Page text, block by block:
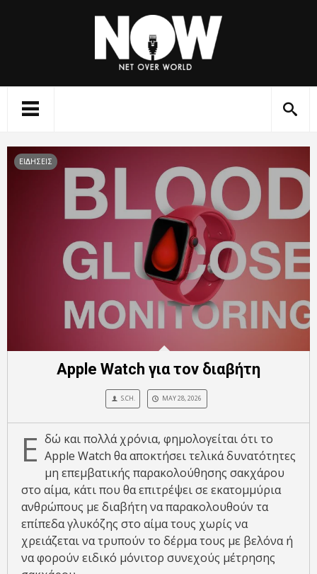
ΕΙΔΗΣΕΙΣ
Apple Watch για τον διαβήτη
S.CH. MAY 28, 2026
Ε δώ και πολλά χρόνια, φημολογείται ότι το
Apple Watch θα αποκτήσει τελικά δυνατότητες
μη επεμβατικής παρακολούθησης σακχάρου
στο αίμα, κάτι που θα επιτρέψει σε εκατομμύρια
ανθρώπους με διαβήτη να παρακολουθούν τα
επίπεδα γλυκόζης στο αίμα τους χωρίς να
χρειάζεται να τρυπούν το δέρμα τους με βελόνα ή
να φορούν ειδικό μόνιτορ συνεχούς μέτρησης